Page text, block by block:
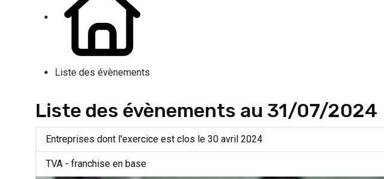
Liste des évènements
Liste des évènements au 31/07/2024
Entreprises dont l'exercice est clos le 30 avril 2024
TVA - franchise en base